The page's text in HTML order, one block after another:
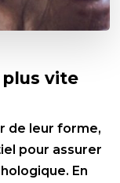
plus vite
de leur forme,
pour assurer
En